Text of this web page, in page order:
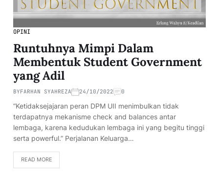
OPINI
Runtuhnya Mimpi Dalam
Membentuk Student Government
yang Adil
BYFARHAN SYAHREZA 24/10/2022 0
“Ketidaksejajaran peran DPM UII menimbulkan tidak
terdapatnya mekanisme check and balances antar
lembaga, karena kedudukan lembaga ini yang begitu tinggi
serta powerful.” Perjalanan Keluarga…
READ MORE